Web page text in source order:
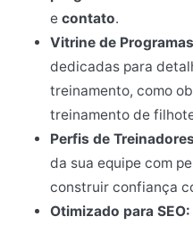
e contato.
Vitrine de
dedicadas para
treinamento, como
treinamento de
Perfis de
da sua equipe com
construir confiança
Otimizado para SEO: